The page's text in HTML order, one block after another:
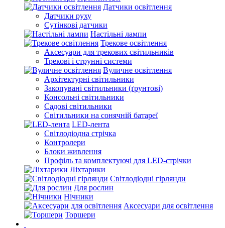
Датчики освітлення
Датчики руху
Сутінкові датчики
Настільні лампи
Трекове освітлення
Аксесуари для трекових світильників
Трекові і струнні системи
Вуличне освітлення
Архітектурні світильники
Закопувані світильники (ґрунтові)
Консольні світильники
Садові світильники
Світильники на сонячній батареї
LED-лента
Світлодіодна стрічка
Контролери
Блоки живлення
Профіль та комплектуючі для LED-стрічки
Ліхтарики
Світлодіодні гірлянди
Для рослин
Нічники
Аксесуари для освітлення
Торшери